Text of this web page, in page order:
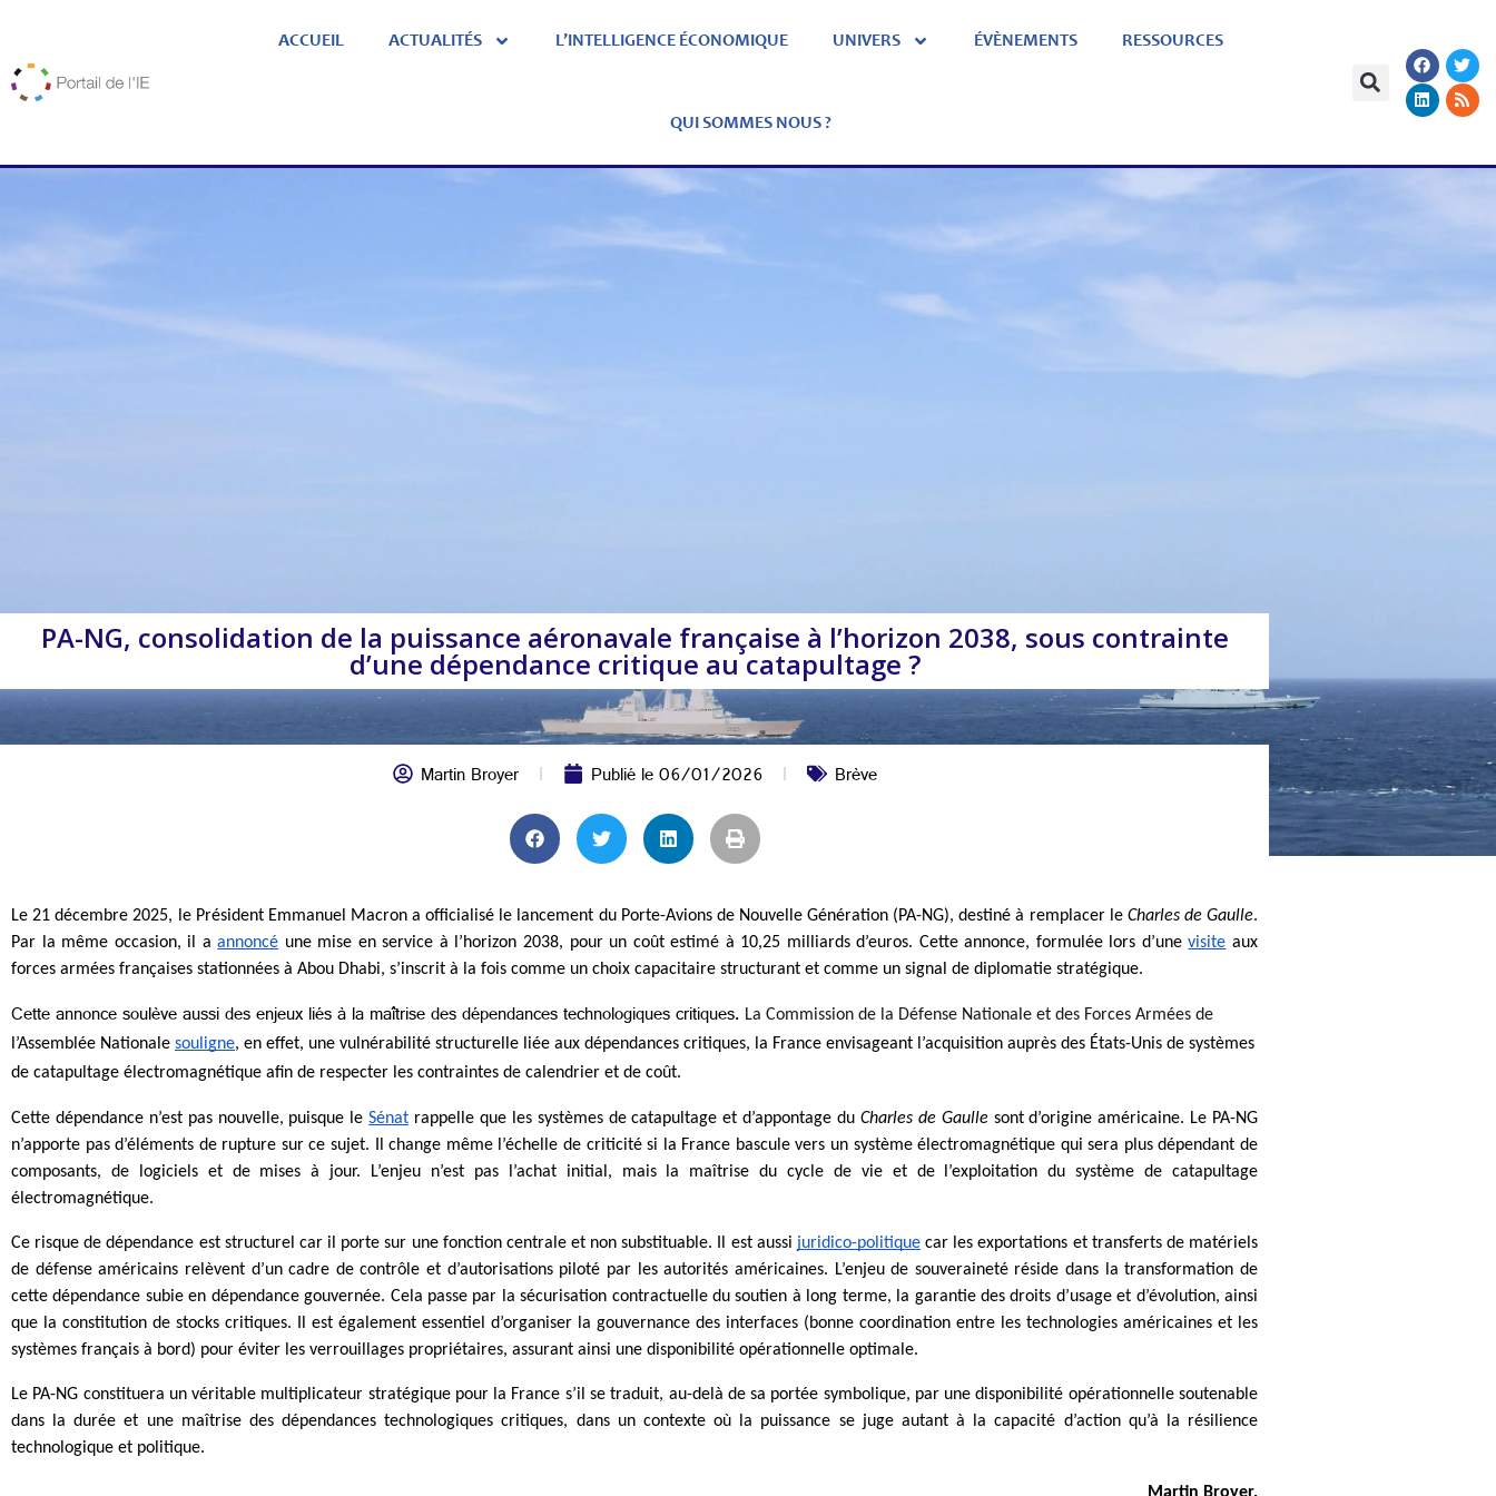
ACCUEIL ACTUALITÉS L’INTELLIGENCE ÉCONOMIQUE UNIVERS ÉVÈNEMENTS RESSOURCES
QUI SOMMES NOUS ?
PA-NG, consolidation de la puissance aéronavale française à l’horizon 2038, sous contrainte
d’une dépendance critique au catapultage ?
Martin Broyer Publié le06/01/2026 Brève
Le 21 décembre 2025, le Président Emmanuel Macron a officialisé le lancement du Porte-Avions de Nouvelle Génération (PA-NG), destiné à remplacer le Charles de Gaulle.
Par la même occasion, il a annoncé une mise en service à l’horizon 2038, pour un coût estimé à 10,25 milliards d’euros. Cette annonce, formulée lors d’une visite aux
forces armées françaises stationnées à Abou Dhabi, s’inscrit à la fois comme un choix capacitaire structurant et comme un signal de diplomatie stratégique.
Cette annonce soulève aussi des enjeux liés à la maîtrise des dépendances technologiques critiques.
l’Assemblée Nationale souligne, en effet, une vulnérabilité structurelle liée aux dépendances critiques, la France envisageant l’acquisition auprès des États-Unis de systèmes
de catapultage électromagnétique afin de respecter les contraintes de calendrier et de coût.
Cette dépendance n’est pas nouvelle, puisque le Sénat rappelle que les systèmes de catapultage et d’appontage du Charles de Gaulle
n’apporte pas d’éléments de rupture sur ce sujet. Il change même l’échelle de criticité si la France bascule vers un système électromagnétique qui sera plus dépendant de
composants, de logiciels et de mises à jour. L’enjeu n’est pas l’achat initial, mais la maîtrise du cycle de vie et de l’exploitation du système de catapultage
électromagnétique.
Ce risque de dépendance est structurel car il porte sur une fonction centrale et non substituable. Il est aussi juridico-politique car les exportations et transferts de matériels
de défense américains relèvent d’un cadre de contrôle et d’autorisations piloté par les autorités américaines. L’enjeu de souveraineté réside dans la transformation de
cette dépendance subie en dépendance gouvernée. Cela passe par la sécurisation contractuelle du soutien à long terme, la garantie des droits d’usage et d’évolution, ainsi
que la constitution de stocks critiques. Il est également essentiel d’organiser la gouvernance des interfaces (bonne coordination entre les technologies américaines et les
systèmes français à bord) pour éviter les verrouillages propriétaires, assurant ainsi une disponibilité opérationnelle optimale.
Le PA-NG constituera un véritable multiplicateur stratégique pour la France s’il se traduit, au-delà de sa portée symbolique, par une disponibilité opérationnelle soutenable
dans la durée et une maîtrise des dépendances technologiques critiques, dans un contexte où la puissance se juge autant à la capacité d’action qu’à la résilience
technologique et politique.